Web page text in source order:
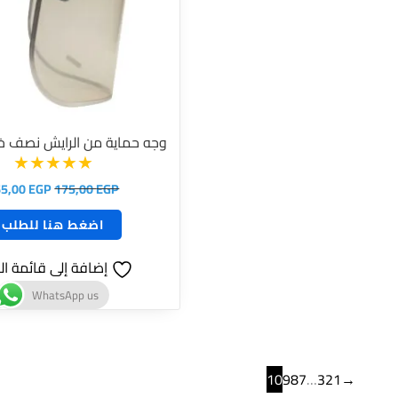
وجه حماية من الرايش نصف
175,00EGP
EGP
اضغط هنا للطلب
إضافة إلى قائمة
WhatsApp us
→
1
2
3
…
7
8
9
10